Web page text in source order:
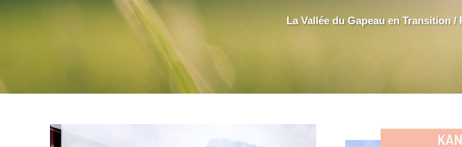
La Vallée du Gapeau en Transition/